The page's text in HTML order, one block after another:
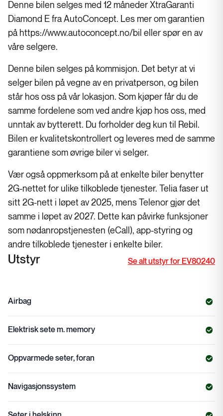
Denne bilen selges med 12 måneder XtraGaranti
Diamond E fra AutoConcept. Les mer om garantien
på https://www.autoconcept.no/bil eller spør en av
våre selgere.
Denne bilen selges på kommisjon. Det betyr at vi
selger bilen på vegne av en privatperson, og bilen
står hos oss på vår lokasjon. Som kjøper får du de
samme fordelene som ved andre kjøp hos oss, med
unntak av bytterett. Du forholder deg kun til Rebil.
Bilen er kvalitetskontrollert og leveres med de samme
garantiene som øvrige biler vi selger.
Vær også oppmerksom på at enkelte biler benytter
2G-nettet for ulike tilkoblede tjenester. Telia faser ut
sitt 2G-nett i løpet av 2025, mens Telenor gjør det
samme i løpet av 2027. Dette kan påvirke funksjoner
som nødanropstjenesten (eCall), app-styring og
andre tilkoblede tjenester i enkelte biler.
Utstyr Se alt utstyr for EV80240
Airbag
Elektrisk sete m. memory
Oppvarmede seter, foran
Navigasjonssystem